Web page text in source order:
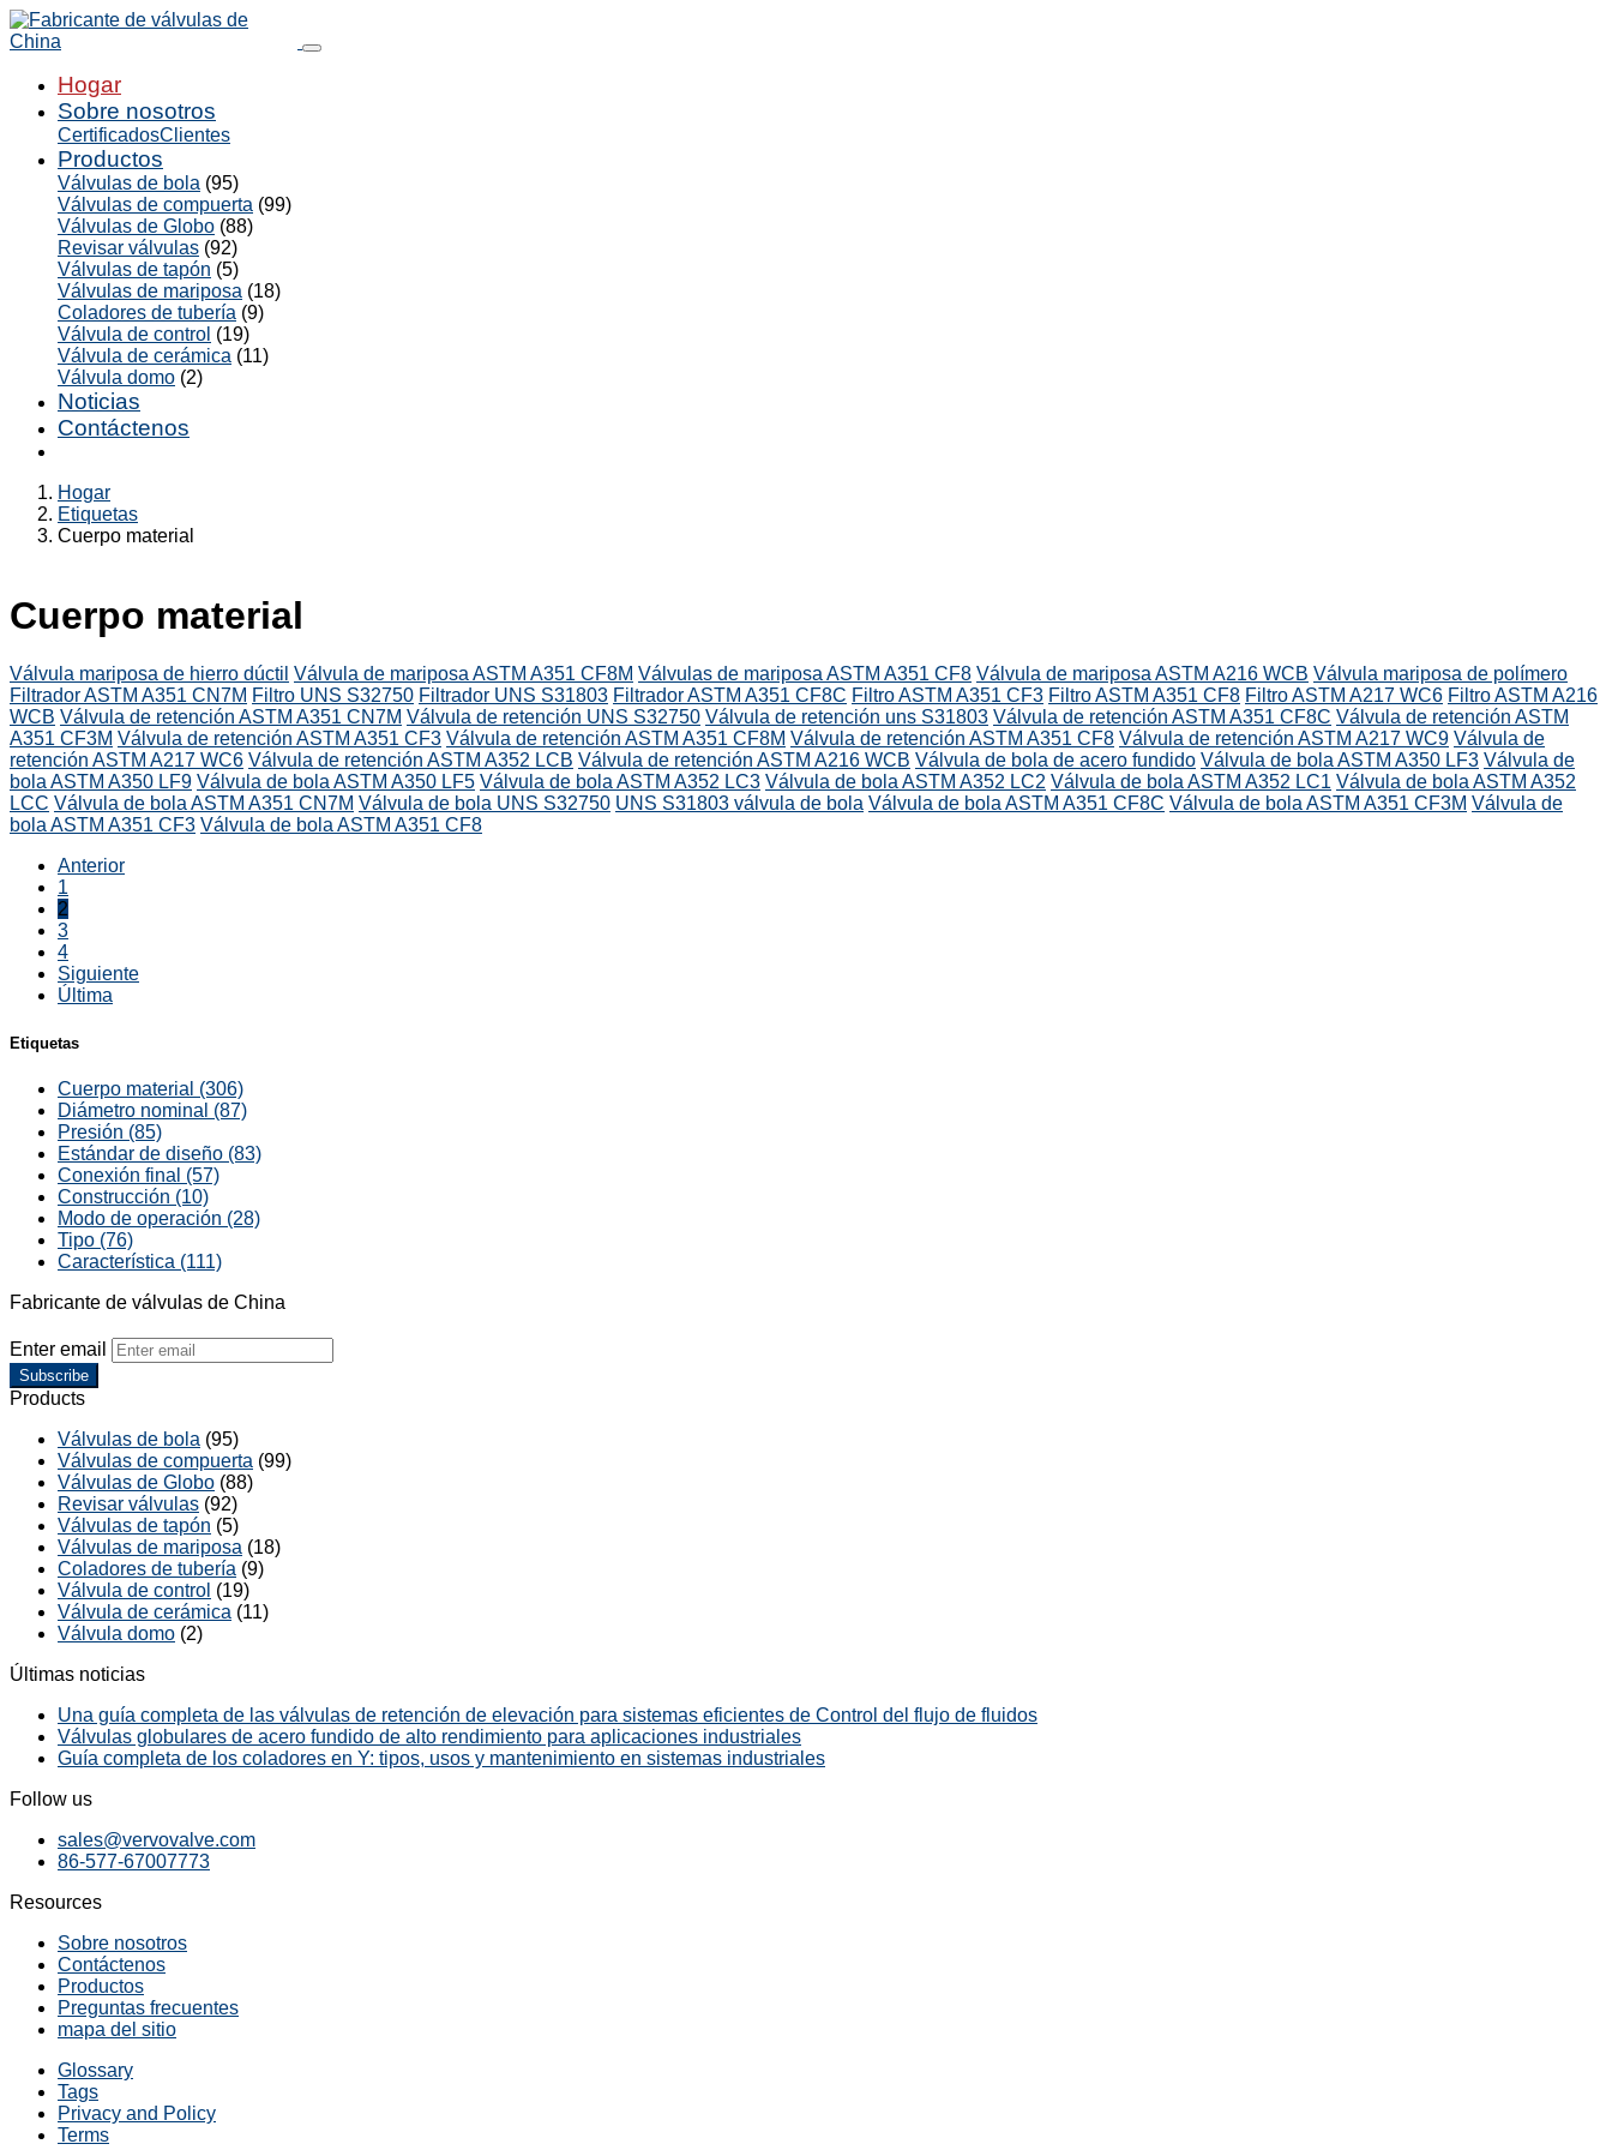
Hogar
Sobre nosotros
CertificadosClientes
Productos
Válvulas de bola (95)
Válvulas de compuerta (99)
Válvulas de Globo (88)
Revisar válvulas (92)
Válvulas de tapón (5)
Válvulas de mariposa (18)
Coladores de tubería (9)
Válvula de control (19)
Válvula de cerámica (11)
Válvula domo (2)
Noticias
Contáctenos
Hogar
Etiquetas
Cuerpo material
Cuerpo material
Válvula mariposa de hierro dúctil Válvula de mariposa ASTM A351 CF8M Válvulas de mariposa ASTM A351 CF8 Válvula de mariposa ASTM A216 WCB Válvula mariposa de polímero
Filtrador ASTM A351 CN7M Filtro UNS S32750 Filtrador UNS S31803 Filtrador ASTM A351 CF8C Filtro ASTM A351 CF3 Filtro ASTM A351 CF8 Filtro ASTM A217 WC6 Filtro ASTM A216
WCB Válvula de retención ASTM A351 CN7M Válvula de retención UNS S32750 Válvula de retención uns S31803 Válvula de retención ASTM A351 CF8C Válvula de retención ASTM
A351 CF3M Válvula de retención ASTM A351 CF3 Válvula de retención ASTM A351 CF8M Válvula de retención ASTM A351 CF8 Válvula de retención ASTM A217 WC9 Válvula de
retención ASTM A217 WC6 Válvula de retención ASTM A352 LCB Válvula de retención ASTM A216 WCB Válvula de bola de acero fundido Válvula de bola ASTM A350 LF3 Válvula de
bola ASTM A350 LF9 Válvula de bola ASTM A350 LF5 Válvula de bola ASTM A352 LC3 Válvula de bola ASTM A352 LC2 Válvula de bola ASTM A352 LC1 Válvula de bola ASTM A352
LCC Válvula de bola ASTM A351 CN7M Válvula de bola UNS S32750 UNS S31803 válvula de bola Válvula de bola ASTM A351 CF8C Válvula de bola ASTM A351 CF3M Válvula de
bola ASTM A351 CF3 Válvula de bola ASTM A351 CF8
Anterior
1
2
3
4
Siguiente
Última
Etiquetas
Cuerpo material (306)
Diámetro nominal (87)
Presión (85)
Estándar de diseño (83)
Conexión final (57)
Construcción (10)
Modo de operación (28)
Tipo (76)
Característica (111)
Fabricante de válvulas de China
Enter email
Subscribe
Products
Válvulas de bola (95)
Válvulas de compuerta (99)
Válvulas de Globo (88)
Revisar válvulas (92)
Válvulas de tapón (5)
Válvulas de mariposa (18)
Coladores de tubería (9)
Válvula de control (19)
Válvula de cerámica (11)
Válvula domo (2)
Últimas noticias
Una guía completa de las válvulas de retención de elevación para sistemas eficientes de Control del flujo de fluidos
Válvulas globulares de acero fundido de alto rendimiento para aplicaciones industriales
Guía completa de los coladores en Y: tipos, usos y mantenimiento en sistemas industriales
Follow us
sales@vervovalve.com
86-577-67007773
Resources
Sobre nosotros
Contáctenos
Productos
Preguntas frecuentes
mapa del sitio
Glossary
Tags
Privacy and Policy
Terms